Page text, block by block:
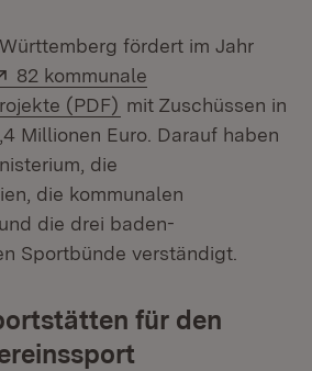
fördert im Jahr
Extern:
82 kommunale
(PDF) (Öffnet in neuem
mit Zuschüssen in
Millionen Euro. Darauf haben
die
die kommunalen
die drei baden-
Sportbünde verständigt.
für den